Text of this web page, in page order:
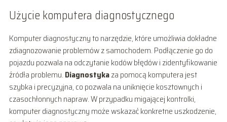
Użycie komputera diagnostycznego
Komputer diagnostyczny to narzędzie, które umożliwia dokładne
zdiagnozowanie problemów z samochodem. Podłączenie go do
pojazdu pozwala na odczytanie kodów błędów i zidentyfikowanie
źródła problemu. Diagnostykaza pomocą komputera jest
szybka i precyzyjna, co pozwala na uniknięcie kosztownych i
czasochłonnych napraw. W przypadku migającej kontrolki,
komputer diagnostyczny może wskazać konkretne uszkodzenie,